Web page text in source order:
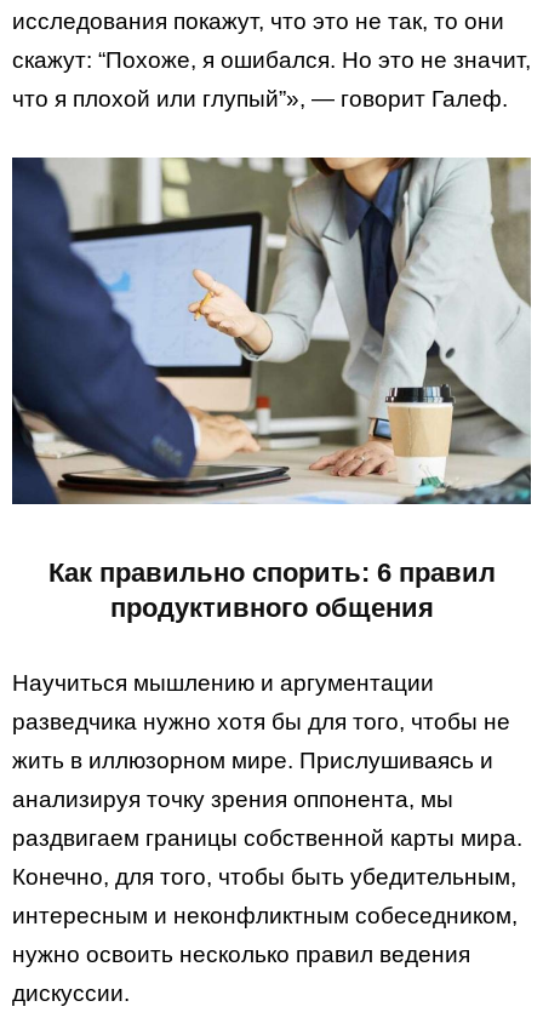
исследования покажут, что это не так, то они
скажут: “Похоже, я ошибался. Но это не значит,
что я плохой или глупый”», — говорит Галеф.
Как правильно спорить: 6 правил
продуктивного общения
Научиться мышлению и аргументации
разведчика нужно хотя бы для того, чтобы не
жить в иллюзорном мире. Прислушиваясь и
анализируя точку зрения оппонента, мы
раздвигаем границы собственной карты мира.
Конечно, для того, чтобы быть убедительным,
интересным и неконфликтным собеседником,
нужно освоить несколько правил ведения
дискуссии.